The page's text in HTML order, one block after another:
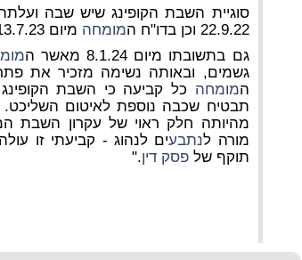
22.9.22 וכן בדו"ח ה
מומחה מיום 13.7.23 (סע' 2.8 - 2.8.4).
גם בתשובתו מיום 8.1.24 מאשר ה
גשמים, ובאותה נשימה מזכיר את
המומחה כל קביעה כי השבת
תבטיח שכבה נוספת לאיטום השליכט.
מהיותה חלק ראוי של עקרון השבת
מורה לנתבעים לנהוג - קביעתי זו
תוקף שלפסק דין."